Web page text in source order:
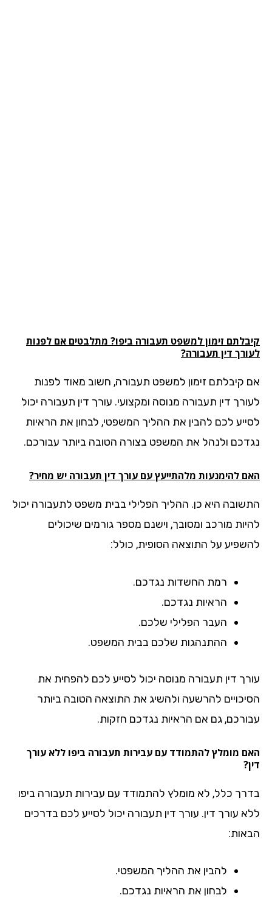
זימון למשפטתעבורהביפו? מתלבטים אם לפנות
דין תעבורה?
קיבלתם זימון למשפט תעבורה, חשוב מאוד לפנות
דין תעבורה מנוסה ומקצועי. עורך דין תעבורה יכול
לכם להבין את ההליך המשפטי, לבחון את הראיות
ולנהל את המשפט בצורה הטובה ביותר עבורכם.
להימנעות מלהתייעץ עם עורך דין תעבורה יש מחיר?
היא כן. ההליך הפלילי בבית משפט לתעבורה יכול
מורכב ומסובך, וישנם מספר גורמים שיכולים
על התוצאה הסופית, כולל:
רמת החשדות נגדכם.
הראיות נגדכם.
העבר הפלילי שלכם.
ההתנהגות שלכם בבית המשפט.
דין תעבורה מנוסה יכול לסייע לכם להפחית את
להרשעה ולהשיג את התוצאה הטובה ביותר
גם אם הראיות נגדכם חזקות.
מומלץ להתמודד עם עבירות תעבורה ביפו ללא עורך
כלל, לא מומלץ להתמודד עם עבירות תעבורה ביפו
עורך דין. עורך דין תעבורה יכול לסייע לכם בדרכים
להבין את ההליך המשפטי.
לבחון את הראיות נגדכם.